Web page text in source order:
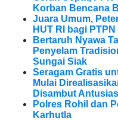
Korban Bencana
Juara Umum,
HUT RI bagi PTPN
Bertaruh Nyawa
Penyelam
Sungai Siak
Seragam Gratis
Mulai
Disambut Antusias
Polres Rohil dan
Karhutla